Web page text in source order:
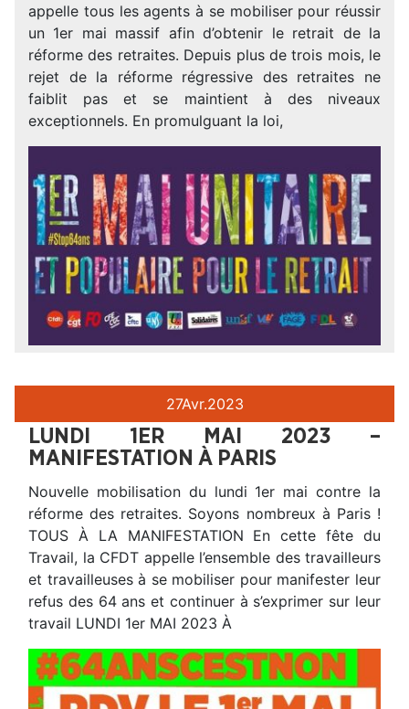
appelle tous les agents à se mobiliser pour réussir
un 1er mai massif afin d’obtenir le retrait de la
réforme des retraites. Depuis plus de trois mois, le
rejet de la réforme régressive des retraites ne
faiblit pas et se maintient à des niveaux
exceptionnels. En promulguant la loi,
27Avr.2023
LUNDI 1ER MAI 2023 –
MANIFESTATION À PARIS
Nouvelle mobilisation du lundi 1er mai contre la
réforme des retraites. Soyons nombreux à Paris !
TOUS À LA MANIFESTATION En cette fête du
Travail, la CFDT appelle l’ensemble des travailleurs
et travailleuses à se mobiliser pour manifester leur
refus des 64 ans et continuer à s’exprimer sur leur
travail LUNDI 1er MAI 2023 À